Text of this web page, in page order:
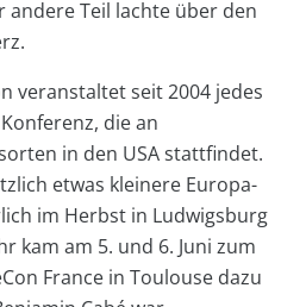
andere Teil lachte über den
veranstaltet seit 2004 jedes
die an
in den USA stattfindet.
etwas kleinere Europa-
im Herbst in Ludwigsburg
kam am 5. und 6. Juni zum
France in Toulouse dazu